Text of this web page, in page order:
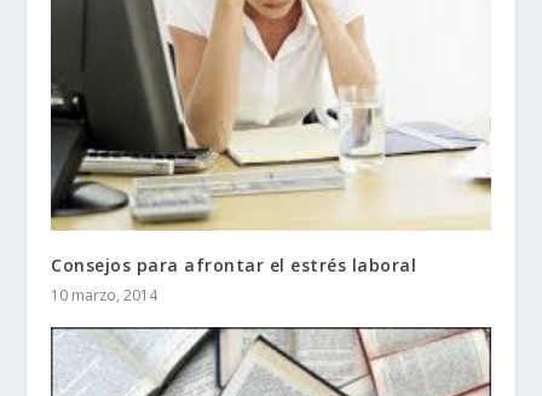
Consejos para afrontar el estrés laboral
10 marzo, 2014